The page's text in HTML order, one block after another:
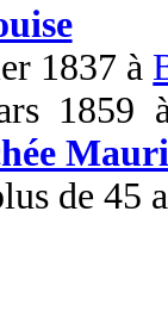
1837 à
1859
de 45